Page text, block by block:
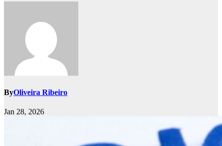
ByOliveira Ribeiro
Jan 28, 2026